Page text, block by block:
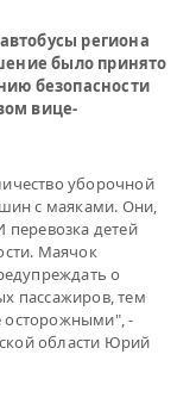
региона
было принято
безопасности
вице-
уборочной
с маяками. Они,
перевозка детей
Маячок
о
пассажиров, тем
осторожными", -
области Юрий